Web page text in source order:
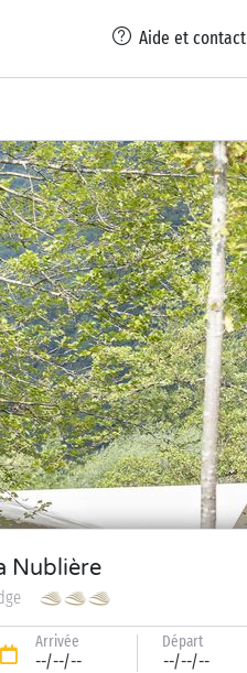
Aide et contact
Nublière
Arrivée
--/--/--
Départ
--/--/--